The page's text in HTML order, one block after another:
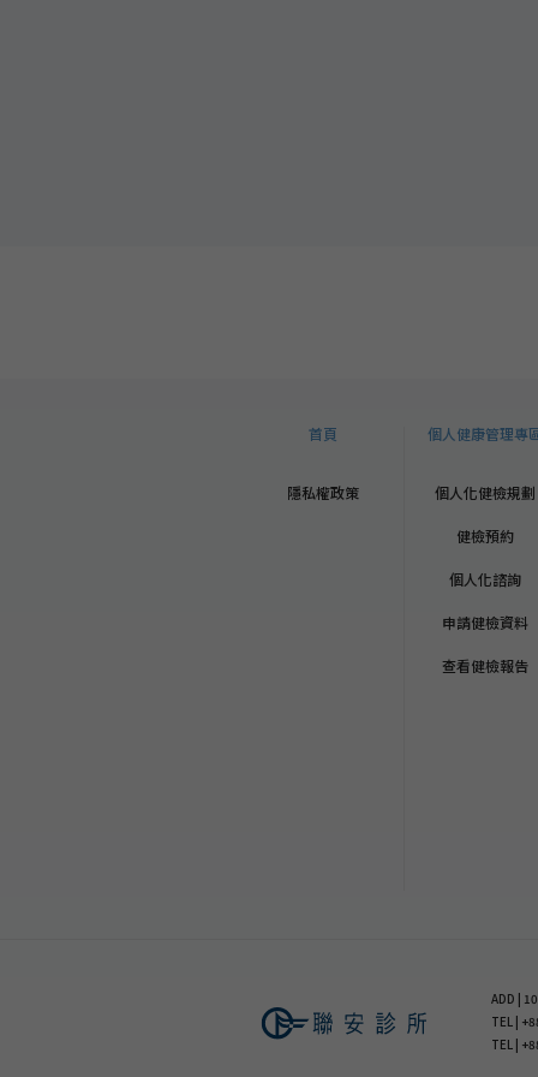
首頁
隱私權政策
個人健康管理專
個人化健檢規劃
健檢預約
個人化諮詢
申請健檢資料
查看健檢報告
ADD |
TEL |
TEL |